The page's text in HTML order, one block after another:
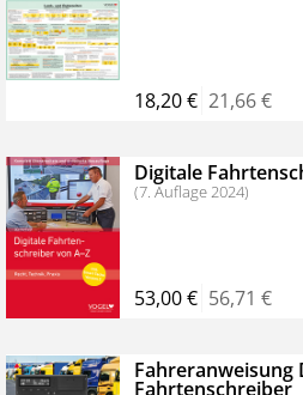
Bestellen Sie jetzt das
Kennenlern-Abo für zwei
Monaten brauchen Sie nichts
Abonnement endet
weiteren Verpflichtungen.
18,20 € 21,66 €
Digitale
(7. Auflage 2024)
53,00 € 56,71 €
Fahreranweisung
Fahrtenschreiber